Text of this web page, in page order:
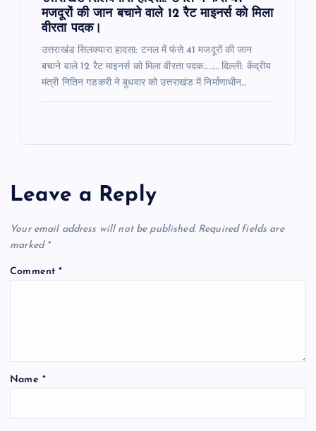
मजदूरों की जान बचाने वाले 12 रैट माइनर्स को मिला
वीरता पदक।
उत्तराखंड सिलक्यारा हादसा: टनल में फंसे 41 मजदूरों की जान
बचाने वाले 12 रैट माइनर्स को मिला वीरता पदक……… दिल्ली: केंद्रीय
मंत्री नितिन गडकरी ने बुधवार को उत्तराखंड में निर्माणाधीन…
Leave a Reply
Your email address will not be published. Required fields are
marked *
Comment*
Name *